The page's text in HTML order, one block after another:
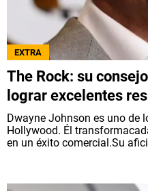
EXTRA
The Rock: su
lograr excelentes
Dwayne Johnson es uno de
Hollywood. Él
en un éxito comercial.Su